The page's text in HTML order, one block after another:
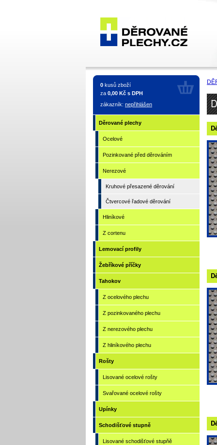
Děrované
plechy -
Nerezové
0 kusů zboží
za 0,00 Kč s DPH
zákazník: nepřihlášen
Děrované plechy
Ocelové
Pozinkované před děrováním
Nerezové
Kruhové přesazené děrování
Čtvercové řadové děrování
Hliníkové
Z cortenu
Lemovací profily
Žebříkové příčky
Tahokov
Z ocelového plechu
Z pozinkovaného plechu
Z nerezového plechu
Z hliníkového plechu
Rošty
Lisované ocelové rošty
Svařované ocelové rošty
Upínky
Schodišťové stupně
Lisované schodišťové stupňě